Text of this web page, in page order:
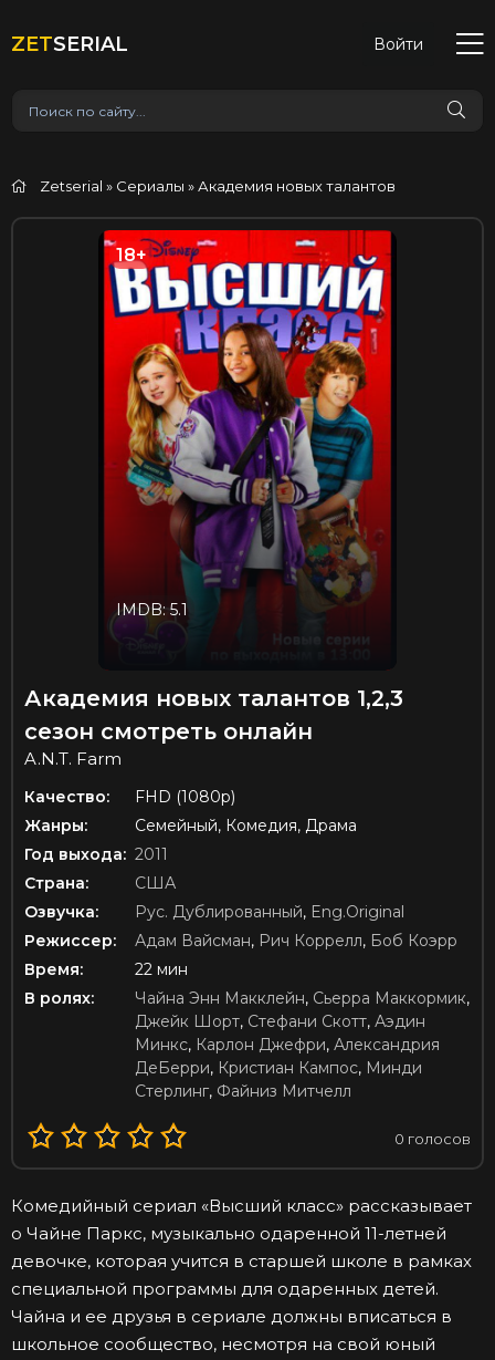
ZETSERIAL Войти
Zetserial » Сериалы » Академия новых талантов
18+
IMDB: 5.1
Академия новых талантов 1,2,3
сезон смотреть онлайн
A.N.T. Farm
Качество:
FHD (1080p)
Жанры:
Семейный, Комедия, Драма
Год выхода: 2011
Страна:
США
Озвучка:
Рус. Дублированный, Eng.Original
Режиссер:
Адам Вайсман, Рич Коррелл, Боб Коэрр
Время:
22 мин
В ролях:
Чайна Энн Макклейн, Сьерра Маккормик,
Джейк Шорт, Стефани Скотт, Аэдин
Минкс, Карлон Джефри, Александрия
ДеБерри, Кристиан Кампос, Минди
Стерлинг, Файниз Митчелл
0 голосов
Комедийный сериал «Высший класс» рассказывает
о Чайне Паркс, музыкально одаренной 11-летней
девочке, которая учится в старшей школе в рамках
специальной программы для одаренных детей.
Чайна и ее друзья в сериале должны вписаться в
школьное сообщество, несмотря на свой юный